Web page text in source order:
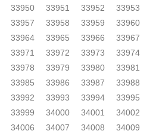
33950 33951 33952
33953
33957 33958 33959
33960
33964 33965 33966
33967
33971 33972 33973
33974
33978 33979 33980
33981
33985 33986 33987
33988
33992 33993 33994
33995
33999 34000 34001
34002
34006 34007 34008
34009